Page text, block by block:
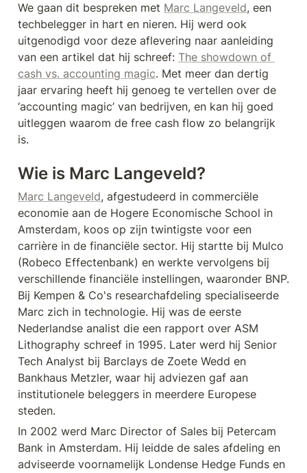
We gaan dit bespreken met Marc Langeveld, een
techbelegger in hart en nieren. Hij werd ook
uitgenodigd voor deze aflevering naar aanleiding
van een artikel dat hij schreef: The showdown of
cash vs. accounting magic. Met meer dan dertig
jaar ervaring heeft hij genoeg te vertellen over de
‘accounting magic’ van bedrijven, en kan hij goed
uitleggen waarom de free cash flow zo belangrijk
is.
Wie is Marc Langeveld?
Marc Langeveld, afgestudeerd in commerciële
economie aan de Hogere Economische School in
Amsterdam, koos op zijn twintigste voor een
carrière in de financiële sector. Hij startte bij Mulco
(Robeco Effectenbank) en werkte vervolgens bij
verschillende financiële instellingen, waaronder BNP.
Bij Kempen & Co's researchafdeling specialiseerde
Marc zich in technologie. Hij was de eerste
Nederlandse analist die een rapport over ASM
Lithography schreef in 1995. Later werd hij Senior
Tech Analyst bij Barclays de Zoete Wedd en
Bankhaus Metzler, waar hij adviezen gaf aan
institutionele beleggers in meerdere Europese
steden.
In 2002 werd Marc Director of Sales bij Petercam
Bank in Amsterdam. Hij leidde de sales afdeling en
adviseerde voornamelijk Londense Hedge Funds en